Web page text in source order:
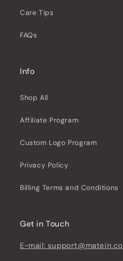
Care Tips
FAQs
Info
Shop All
Affiliate Program
Custom Logo Program
Privacy Policy
Billing Terms and Conditions
Get in Touch
E-mail: